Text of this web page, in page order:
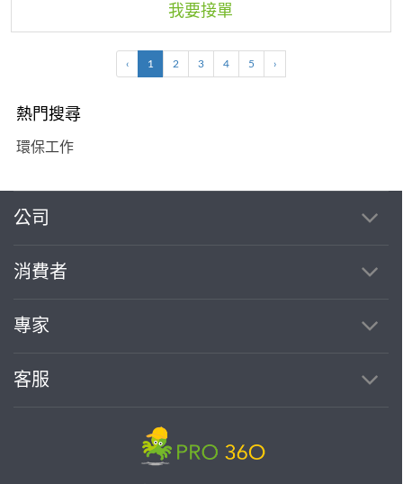
我要接單
‹ 1 2 3 4 5 ›
熱門搜尋
環保工作
公司
消費者
專家
客服